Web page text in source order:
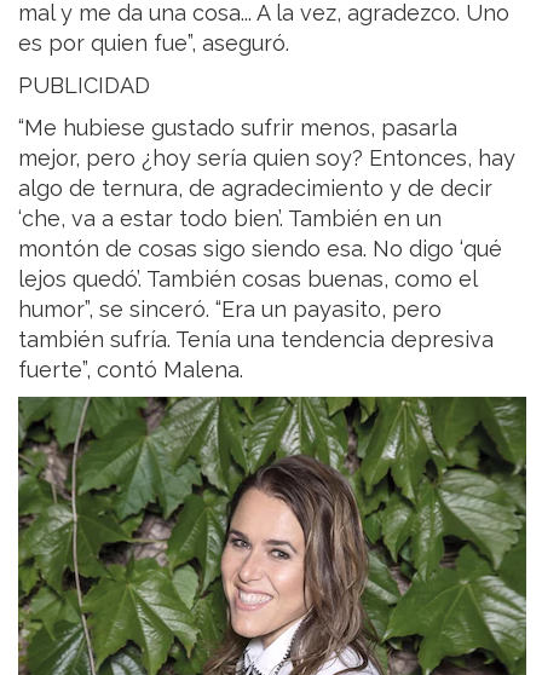
mal y me da una cosa... A la vez, agradezco. Uno
es por quien fue”, aseguró.
PUBLICIDAD
“Me hubiese gustado sufrir menos, pasarla
mejor, pero ¿hoy sería quien soy? Entonces, hay
algo de ternura, de agradecimiento y de decir
‘che, va a estar todo bien’. También en un
montón de cosas sigo siendo esa. No digo ‘qué
lejos quedó’. También cosas buenas, como el
humor”, se sinceró. “Era un payasito, pero
también sufría. Tenía una tendencia depresiva
fuerte”, contó Malena.